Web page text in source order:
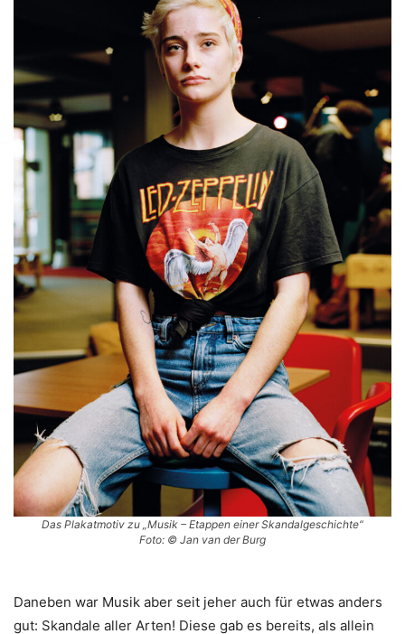
Das Plakatmotiv zu „Musik – Etappen einer Skandalgeschichte“
Foto: © Jan van der Burg
Daneben war Musik aber seit jeher auch für etwas anders
gut: Skandale aller Arten! Diese gab es bereits, als allein